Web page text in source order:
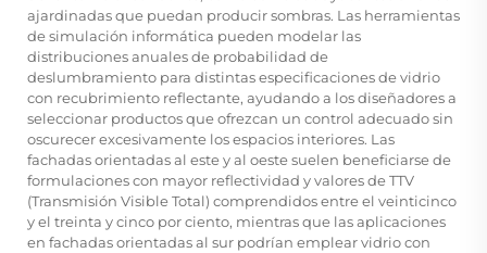
ajardinadas que puedan producir sombras. Las herramientas
de simulación informática pueden modelar las
distribuciones anuales de probabilidad de
deslumbramiento para distintas especificaciones de vidrio
con recubrimiento reflectante, ayudando a los diseñadores a
seleccionar productos que ofrezcan un control adecuado sin
oscurecer excesivamente los espacios interiores. Las
fachadas orientadas al este y al oeste suelen beneficiarse de
formulaciones con mayor reflectividad y valores de TTV
(Transmisión Visible Total) comprendidos entre el veinticinco
y el treinta y cinco por ciento, mientras que las aplicaciones
en fachadas orientadas al sur podrían emplear vidrio con